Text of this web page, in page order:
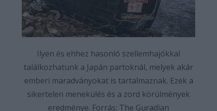
Ilyen és ehhez hasonló szellemhajókkal
találkozhatunk a Japán partoknál, melyek akár
emberi maradványokat is tartalmaznak. Ezek a
sikertelen menekülés és a zord körülmények
eredménye. Forrás: The Guradian